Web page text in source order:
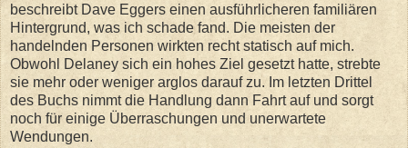
beschreibt Dave Eggers einen ausführlicheren familiären
Hintergrund, was ich schade fand. Die meisten der
handelnden Personen wirkten recht statisch auf mich.
Obwohl Delaney sich ein hohes Ziel gesetzt hatte, strebte
sie mehr oder weniger arglos darauf zu. Im letzten Drittel
des Buchs nimmt die Handlung dann Fahrt auf und sorgt
noch für einige Überraschungen und unerwartete
Wendungen.